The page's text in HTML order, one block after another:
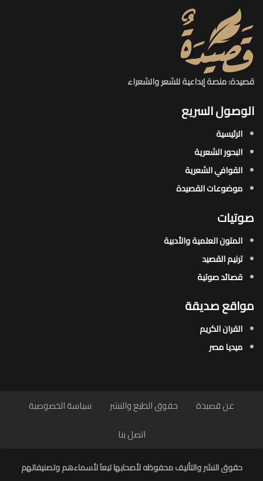
قصيدة: منصة إبداعية للشعر والشعراء
الوصول السريع
الرئيسية
البحور الشعرية​
القوافي الشعرية​
موضوعات القصيدة​
صوتيات
المتون العلمية والأدبية
ترنيم القصيد
قصائد صوتية
مواقع صديقة
القران الكريم
ميديا مصر
عن قصيدة حقوق الطبع والنشر
سياسة الخصوصية
اتصل بنا
حقوق النشر والتأليف محفوظه لأصحابها تبعاَ لأسماءهم وتصنيفاتهم